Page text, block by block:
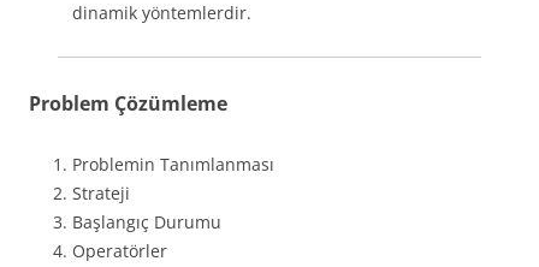
dinamik yöntemlerdir.
Problem Çözümleme
Problemin Tanımlanması
Strateji
Başlangıç Durumu
Operatörler